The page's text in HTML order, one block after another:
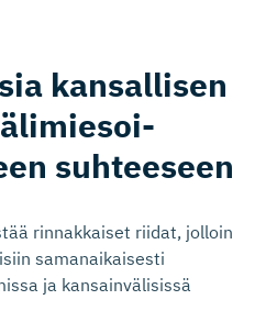
kansallisen
suhteeseen
rinnakkaiset riidat, jolloin
samanaikaisesti
ja kansainvälisissä